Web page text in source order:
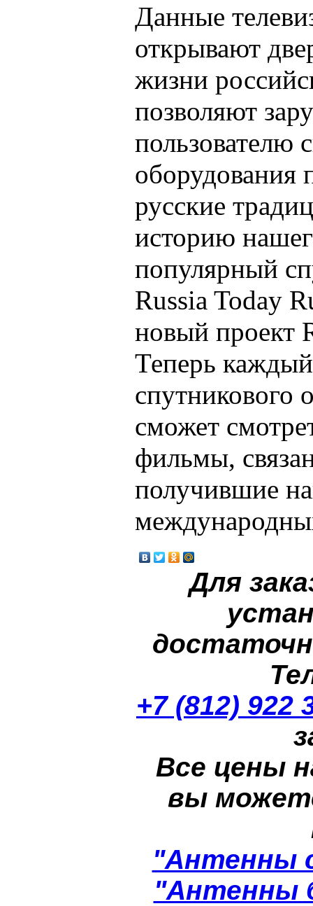
Данные
открывают
жизни
позволяют
пользователю
оборудования
русские
историю
популярный
Russia Today
новый проект
Теперь
спутникового
сможет
фильмы,
получившие
Для
+7 (812) 922
Все цены
вы
"Антенны
"Антенны